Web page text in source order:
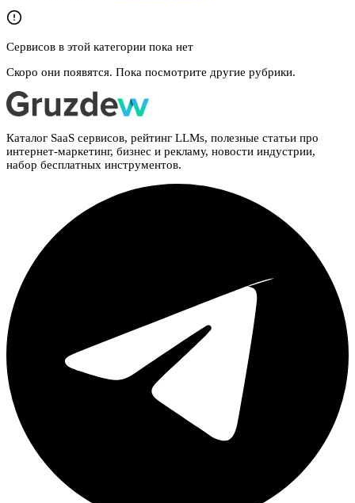
Сервисов в этой категории пока нет
Скоро они появятся. Пока посмотрите другие рубрики.
Каталог SaaS сервисов, рейтинг LLMs, полезные статьи про
интернет-маркетинг, бизнес и рекламу, новости индустрии,
набор бесплатных инструментов.